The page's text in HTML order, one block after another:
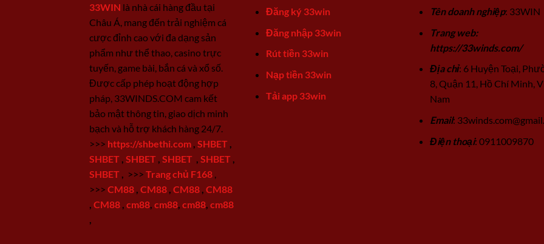
33WIN là nhà cái hàng đầu tại
Châu Á, mang đến trải nghiệm cá
cược đỉnh cao với đa dạng sản
phẩm như thể thao, casino trực
tuyến, game bài, bắn cá và xổ số.
Được cấp phép hoạt động hợp
pháp, 33WINDS.COM cam kết
bảo mật thông tin, giao dịch minh
bạch và hỗ trợ khách hàng 24/7.
>>> https://shbethi.com SHBET
SHBET SHBET SHBET SHBET
SHBET
>>> Trang chủ F168
>>> CM88 CM88 CM88 CM88
CM88 cm88 cm88 cm88 cm88
Đăng ký 33win
Đăng nhập 33win
Rút tiền 33win
Nạp tiền 33win
Tải app 33win
Tên doanh nghiệp: 33WIN
Trang web:
https://33winds.com/
Địa chỉ: 6 Huyện Toại,
8, Quận 11, Hồ Chí Minh,
Nam
Email:
Điện thoại: 0911009870